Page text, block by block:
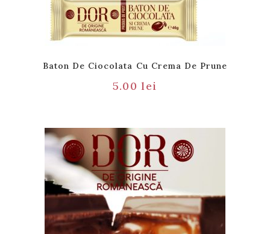
Baton De Ciocolata Cu Crema De Prune
5.00lei